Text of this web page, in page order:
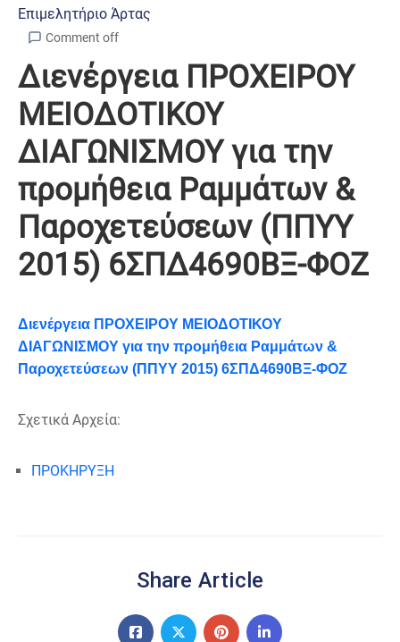
Επιμελητήριο Άρτας
Comment off
Διενέργεια ΠΡΟΧΕΙΡΟΥ
ΜΕΙΟΔΟΤΙΚΟΥ
ΔΙΑΓΩΝΙΣΜΟΥ για την
προμήθεια Ραμμάτων &
Παροχετεύσεων (ΠΠΥΥ
2015) 6ΣΠΔ4690ΒΞ-ΦΟΖ
Διενέργεια ΠΡΟΧΕΙΡΟΥ ΜΕΙΟΔΟΤΙΚΟΥ
ΔΙΑΓΩΝΙΣΜΟΥ για την προμήθεια Ραμμάτων &
Παροχετεύσεων (ΠΠΥΥ 2015) 6ΣΠΔ4690ΒΞ-ΦΟΖ
Σχετικά Αρχεία:
ΠΡΟΚΗΡΥΞΗ
Share Article